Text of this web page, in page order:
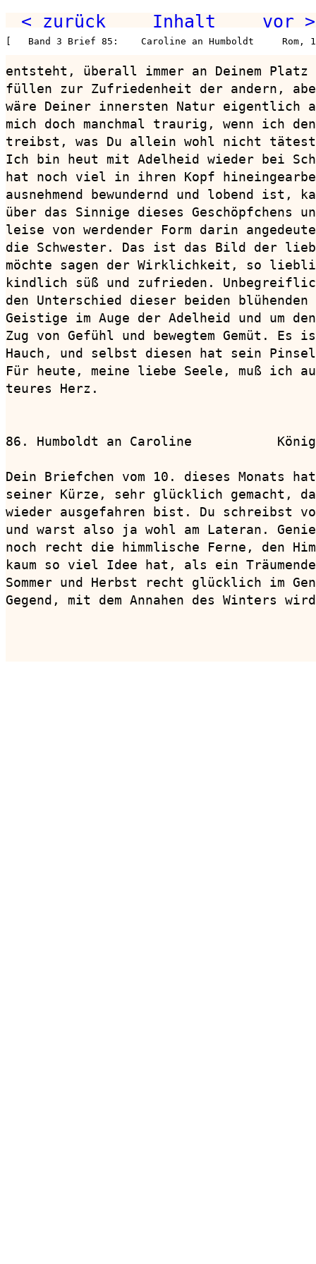
< zurück Inhalt vor >
[   Band 3 Brief 85:    Caroline an Humboldt     Rom,
entsteht, überall immer an Deinem
füllen zur Zufriedenheit der andern,
wäre Deiner innersten Natur eigentlich
mich doch manchmal traurig, wenn ich
treibst, was Du allein wohl nicht
Ich bin heut mit Adelheid wieder bei
hat noch viel in ihren Kopf
ausnehmend bewundernd und lobend
über das Sinnige dieses Geschöpfchens
leise von werdender Form darin
die Schwester. Das ist das Bild der
möchte sagen der Wirklichkeit, so
kindlich süß und zufrieden.
den Unterschied dieser beiden
Geistige im Auge der Adelheid und um
Zug von Gefühl und bewegtem Gemüt.
Hauch, und selbst diesen hat sein Pinsel
Für heute, meine liebe Seele, muß ich
teures Herz.
86. Humboldt an Caroline
Dein Briefchen vom 10. dieses Monats
seiner Kürze, sehr glücklich gemacht,
wieder ausgefahren bist. Du schreibst
und warst also ja wohl am Lateran.
noch recht die himmlische Ferne, den
kaum so viel Idee hat, als ein
Sommer und Herbst recht glücklich im
Gegend, mit dem Annahen des Winters